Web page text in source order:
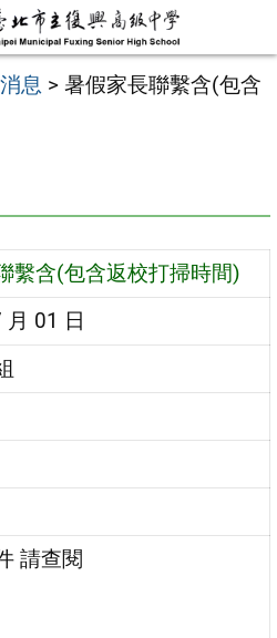
息 > 暑假家長聯繫含(包含
繫含(包含返校打掃時間)
月 01 日
請查閱